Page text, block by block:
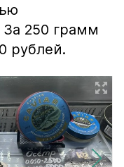
250 грамм
рублей.